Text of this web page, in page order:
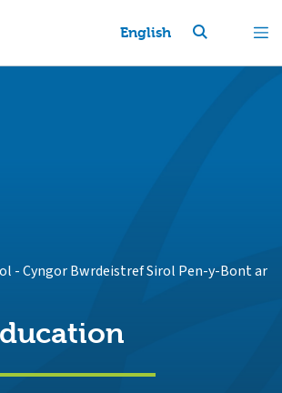
English
-Cyngor Bwrdeistref Sirol Pen-y-Bont ar